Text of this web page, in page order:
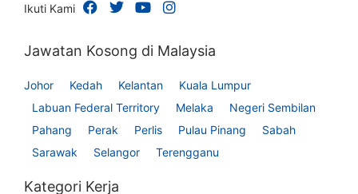
Ikuti Kami
Jawatan Kosong di Malaysia
Johor Kedah Kelantan
Kuala Lumpur
Labuan Federal Territory
Melaka
Negeri Sembilan
Pahang
Perak Perlis Pulau Pinang
Sabah
Sarawak
Selangor Terengganu
Kategori Kerja